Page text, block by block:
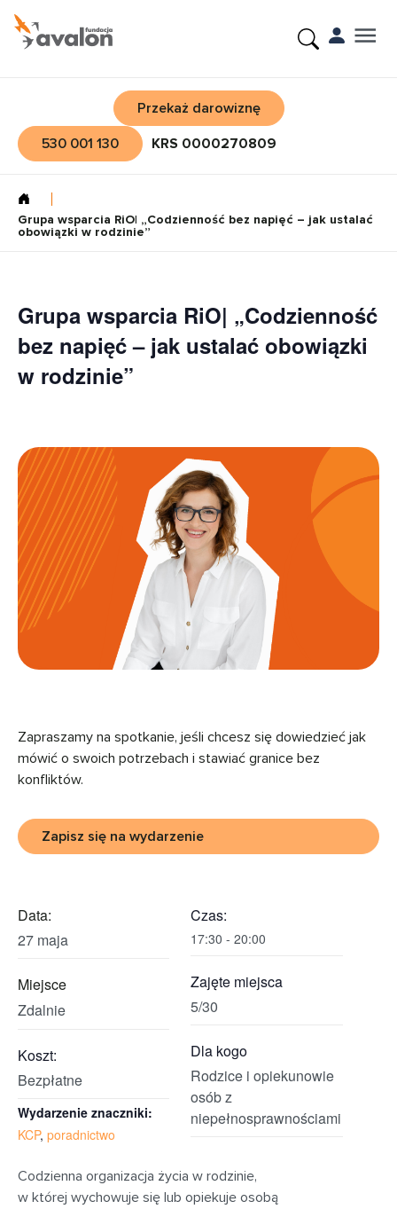
Przekaż darowiznę
530 001 130
KRS 0000270809
Grupa wsparcia RiO| „Codzienność bez napięć – jak ustalać
obowiązki w rodzinie”
Grupa wsparcia RiO| „Codzienność
bez napięć – jak ustalać obowiązki
w rodzinie”
Zapraszamy na spotkanie, jeśli chcesz się dowiedzieć jak
mówić o swoich potrzebach i stawiać granice bez
konfliktów.
Zapisz się na wydarzenie
Data:
27 maja
Miejsce
Zdalnie
Koszt:
Bezpłatne
Wydarzenie znaczniki:
KCP, poradnictwo
Czas:
17:30 - 20:00
Zajęte miejsca
5/30
Dla kogo
Rodzice i opiekunowie
osób z
niepełnosprawnościami
Codzienna organizacja życia w rodzinie,
w której wychowuje się lub opiekuje osobą